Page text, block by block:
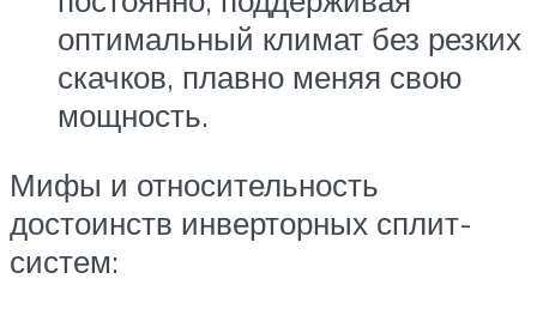
оптимальный климат без резких
скачков, плавно меняя свою
мощность.
Мифы и относительность
достоинств инверторных сплит-
систем: